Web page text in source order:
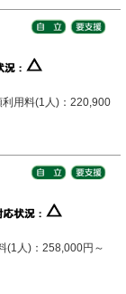
用料(1人)：220,900
人)：258,000円～